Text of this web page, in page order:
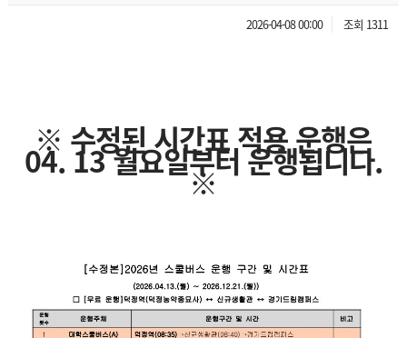
2026-04-08 00:00 조회 1311
※ 수정된 시간표 적용 운행은
04. 13 월요일부터 운행됩니다.
※